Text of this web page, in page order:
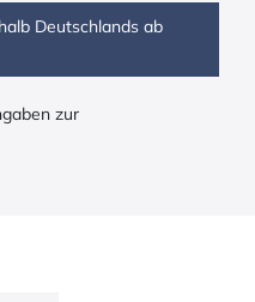
Deutschlands ab
zur